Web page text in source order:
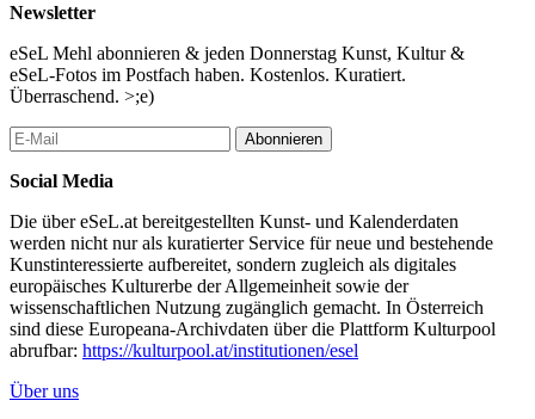
Newsletter
eSeL Mehl abonnieren & jeden Donnerstag Kunst, Kultur &
eSeL-Fotos im Postfach haben. Kostenlos. Kuratiert.
Überraschend. >;e)
Abonnieren
Social Media
Die über eSeL.at bereitgestellten Kunst- und Kalenderdaten
werden nicht nur als kuratierter Service für neue und bestehende
Kunstinteressierte aufbereitet, sondern zugleich als digitales
europäisches Kulturerbe der Allgemeinheit sowie der
wissenschaftlichen Nutzung zugänglich gemacht. In Österreich
sind diese Europeana-Archivdaten über die Plattform Kulturpool
abrufbar: https://kulturpool.at/institutionen/esel
Über uns